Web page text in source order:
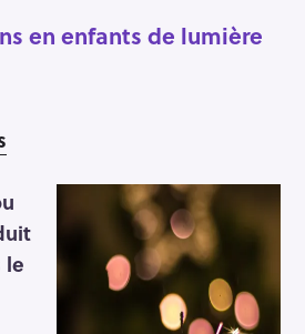
en enfants de lumière
le